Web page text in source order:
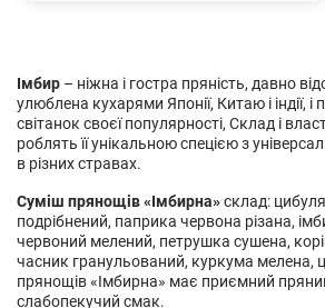
Імбир – ніжна і гостра пряність, давно
улюблена кухарями Японії, Китаю і індії,
світанок своєї популярності, Склад і
роблять її унікальною спецією з
в різних стравах.
Суміш прянощів «Імбирна»склад:
подрібнений, паприка червона різана,
червоний мелений, петрушка сушена,
часник гранульований, куркума мелена,
прянощів «Імбирна» має приємний
слабопекучий смак.